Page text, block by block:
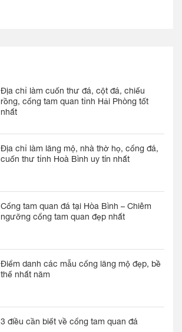
Địa chỉ làm cuốn thư đá, cột đá, chiếu
rồng, cổng tam quan tỉnh Hải Phòng tốt
nhất
Địa chỉ làm lăng mộ, nhà thờ họ, cổng đá,
cuốn thư tỉnh Hoà Bình uy tín nhất
Cổng tam quan đá tại Hòa Bình – Chiêm
ngưỡng cổng tam quan đẹp nhất
Điểm danh các mẫu cổng lăng mộ đẹp, bề
thế nhất năm
3 điều cần biết về cổng tam quan đá